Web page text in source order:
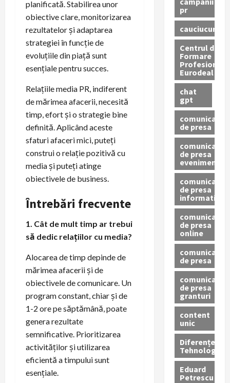
planificată. Stabilirea unor
obiective clare, monitorizarea
rezultatelor și adaptarea
strategiei în funcție de
evoluțiile din piață sunt
esențiale pentru succes.
Relațiile media PR, indiferent
de mărimea afacerii, necesită
timp, efort și o strategie bine
definită. Aplicând aceste
sfaturi afaceri mici, puteți
construi o relație pozitivă cu
media și puteți atinge
obiectivele de business.
Întrebări frecvente
1. Cât de mult timp ar trebui
să dedic relațiilor cu media?
Alocarea de timp depinde de
mărimea afacerii și de
obiectivele de comunicare. Un
program constant, chiar și de
1-2 ore pe săptămână, poate
genera rezultate
semnificative. Prioritizarea
activităților și utilizarea
eficientă a timpului sunt
esențiale.
pr
cauciucuri
Centrul de
Formare
Profesionala
Eurodeal
chat
gpt
comunicat
de presa
comunicat
de presa
eveniment
comunicat
de presa
informativ
comunicat
de presa
online
comunicate
de presa
comunicate
de presa
granturi
content
unic
Diferențe
Tehnologice
Eduard
Petrescu